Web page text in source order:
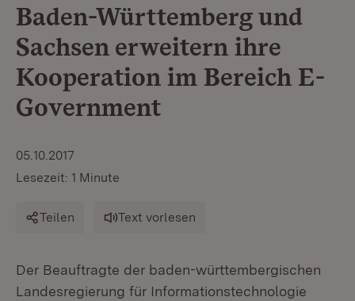
Baden-Württemberg und
Sachsen erweitern ihre
Kooperation im Bereich E-
Government
05.10.2017
Lesezeit: 1 Minute
Teilen Text vorlesen
Der Beauftragte der baden-württembergischen
Landesregierung für Informationstechnologie